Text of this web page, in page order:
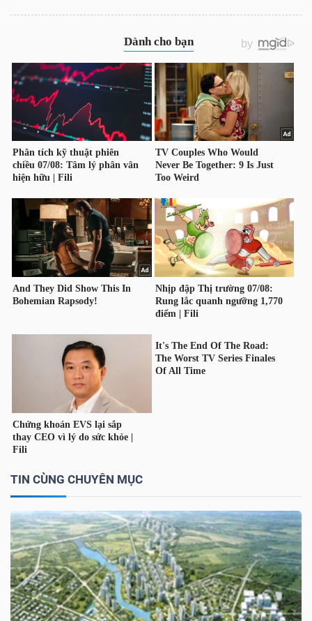
TIN CÙNG CHUYÊN MỤC
(-)
VS-
SECTOR
NĂNG
LƯỢNG
CÔNG
TIÊU
DÙNG
KHÔNG
THIẾT